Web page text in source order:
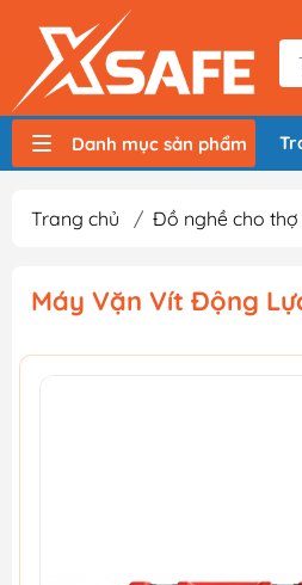
Danh mục sản phẩm
Trang chủ / Đồ nghề cho
Máy Vặn Vít Động